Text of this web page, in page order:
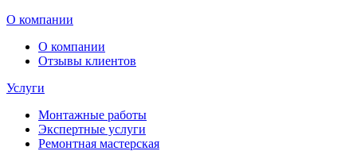
О компании
О компании
Отзывы клиентов
Услуги
Монтажные работы
Экспертные услуги
Ремонтная мастерская